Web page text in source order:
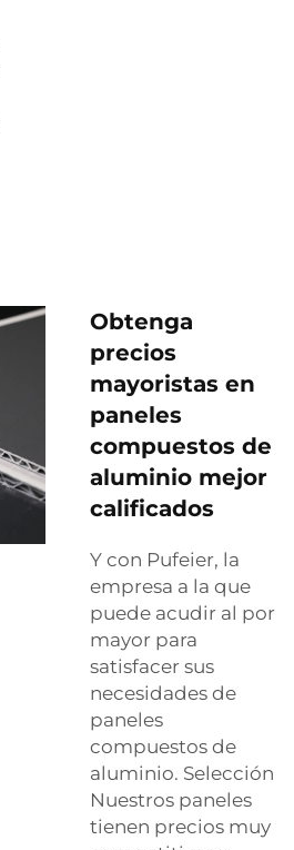
Obtenga
precios
mayoristas en
paneles
compuestos de
aluminio mejor
calificados
Y con Pufeier, la
empresa a la que
puede acudir al por
mayor para
satisfacer sus
necesidades de
paneles
compuestos de
aluminio. Selección
Nuestros paneles
tienen precios muy